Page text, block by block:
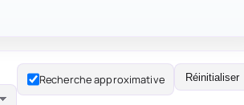
Recherche approximative Réinitialiser